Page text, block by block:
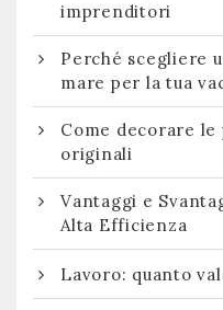
imprenditori
Perché scegliere
mare per la tua
Come decorare le
originali
Vantaggi e
Alta Efficienza
Lavoro: quanto